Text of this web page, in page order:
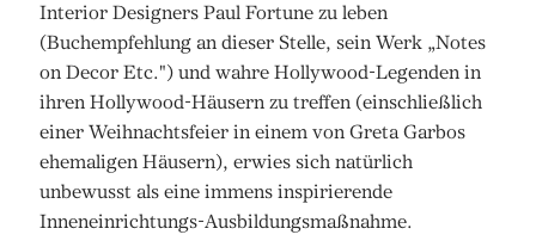
Interior Designers Paul Fortune zu leben
(Buchempfehlung an dieser Stelle, sein Werk „Notes
on Decor Etc.") und wahre Hollywood-Legenden in
ihren Hollywood-Häusern zu treffen (einschließlich
einer Weihnachtsfeier in einem von Greta Garbos
ehemaligen Häusern), erwies sich natürlich
unbewusst als eine immens inspirierende
Inneneinrichtungs-Ausbildungsmaßnahme.